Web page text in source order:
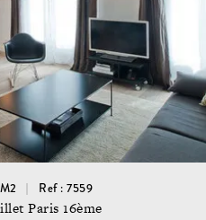
Ref : 7559
Paris 16ème